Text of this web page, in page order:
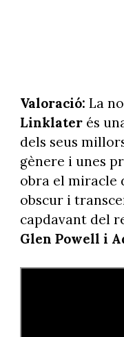
Valoració: La
Linklaterés
dels seus
gènere i unes
obra el miracle
obscur i
capdavant del
Glen Powell i